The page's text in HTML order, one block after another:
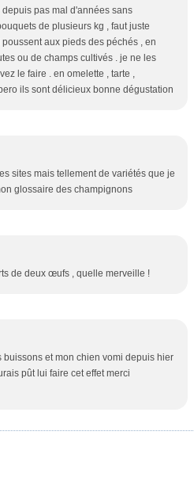
pas mal d'années sans
de plusieurs kg , faut juste
aux pieds des péchés , en
ou de champs cultivés . je ne les
le faire . en omelette , tarte ,
ils sont délicieux bonne dégustation
sites mais tellement de variétés que je
glossaire des champignons
de deux œufs , quelle merveille !
et mon chien vomi depuis hier
pût lui faire cet effet merci